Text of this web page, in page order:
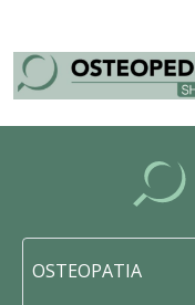
OSTEOPATIA